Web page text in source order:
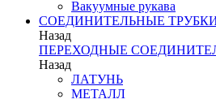
Вакуумные рукава
СОЕДИНИТЕЛЬНЫЕ
Назад
ПЕРЕХОДНЫЕ
Назад
ЛАТУНЬ
МЕТАЛЛ